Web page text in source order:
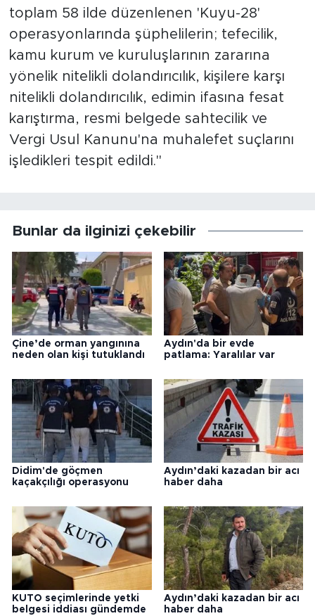
toplam 58 ilde düzenlenen 'Kuyu-28'
operasyonlarında şüphelilerin; tefecilik,
kamu kurum ve kuruluşlarının zararına
yönelik nitelikli dolandırıcılık, kişilere karşı
nitelikli dolandırıcılık, edimin ifasına fesat
karıştırma, resmi belgede sahtecilik ve
Vergi Usul Kanunu'na muhalefet suçlarını
işledikleri tespit edildi."
Bunlar da ilginizi çekebilir
Çine’de orman yangınına
neden olan kişi tutuklandı
Aydın'da bir evde
patlama: Yaralılar var
Didim'de göçmen
kaçakçılığı operasyonu
Aydın’daki kazadan bir acı
haber daha
KUTO seçimlerinde yetki
belgesi iddiası gündemde
Aydın’daki kazadan bir acı
haber daha